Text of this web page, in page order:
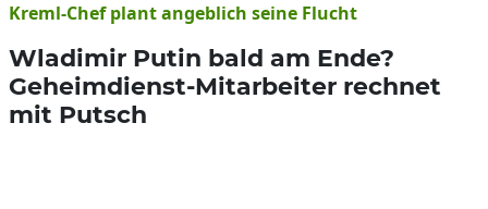
Kreml-Chef plant angeblich seine Flucht
Wladimir Putin bald am Ende?
Geheimdienst-Mitarbeiter rechnet
mit Putsch